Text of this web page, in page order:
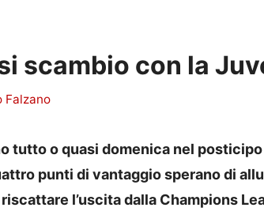
scambio con la
Falzano
tutto o quasi domenica nel
punti di vantaggio sperano di
l’uscita dalla Champions